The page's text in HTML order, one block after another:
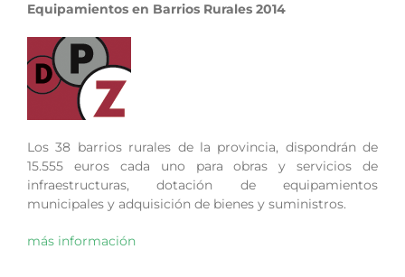
Equipamientos en Barrios Rurales 2014
Los 38 barrios rurales de la provincia, dispondrán de
15.555 euros cada uno para obras y servicios de
infraestructuras, dotación de equipamientos
municipales y adquisición de bienes y suministros.
más información